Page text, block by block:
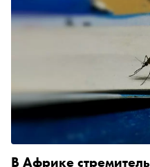
В Африке